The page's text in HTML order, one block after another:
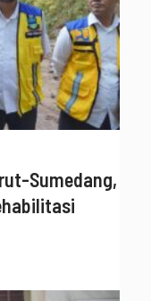
Sumedang,